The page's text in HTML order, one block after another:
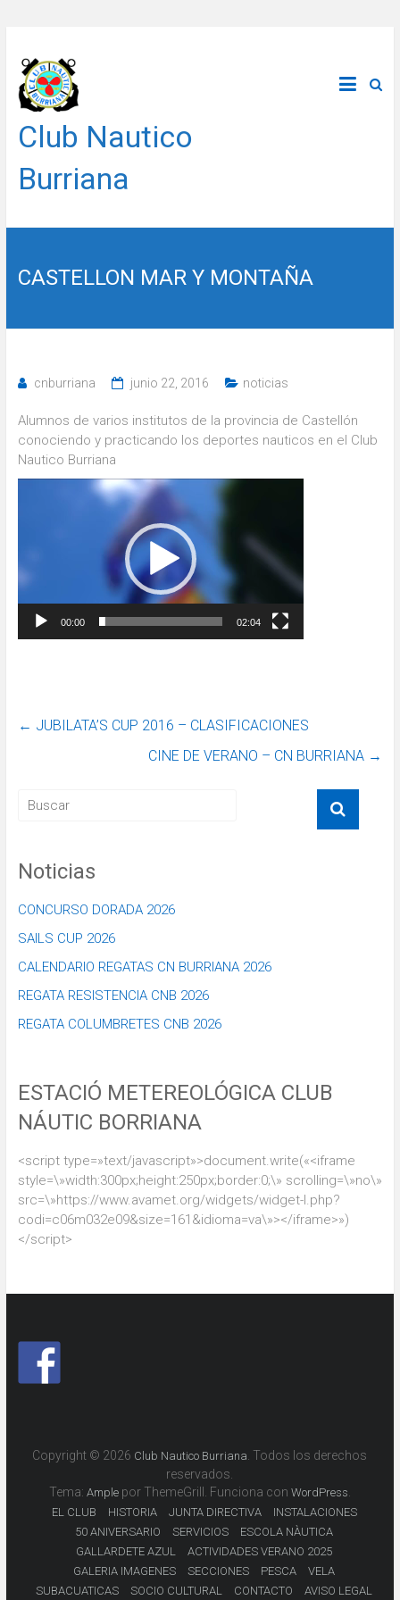
contenido
Club Nautico
Burriana
CASTELLON MAR Y MONTAÑA
cnburriana junio 22, 2016 noticias
Alumnos de varios institutos de la provincia de Castellón
conociendo y practicando los deportes nauticos en el Club
Nautico Burriana
00:00 02:04
← JUBILATA’S CUP 2016 – CLASIFICACIONES
CINE DE VERANO – CN BURRIANA →
Noticias
CONCURSO DORADA 2026
SAILS CUP 2026
CALENDARIO REGATAS CN BURRIANA 2026
REGATA RESISTENCIA CNB 2026
REGATA COLUMBRETES CNB 2026
ESTACIÓ METEREOLÓGICA CLUB
NÁUTIC BORRIANA
<script type=»text/javascript»>document.write(«<iframe
style=\»width:300px;height:250px;border:0;\» scrolling=\»no\»
src=\»https://www.avamet.org/widgets/widget-l.php?
codi=c06m032e09&size=161&idioma=va\»></iframe>»)
</script>
Copyright © 2026 Club Nautico Burriana . Todos los derechos
reservados.
Tema: Amplepor ThemeGrill. Funciona con WordPress
EL CLUB HISTORIA JUNTA DIRECTIVA
INSTALACIONES
50 ANIVERSARIO
SERVICIOS
ESCOLA NÀUTICA
GALLARDETE AZUL
ACTIVIDADES VERANO 2025
GALERIA IMAGENES
SECCIONES PESCA
VELA
SUBACUATICAS
SOCIO CULTURAL CONTACTO AVISO LEGAL